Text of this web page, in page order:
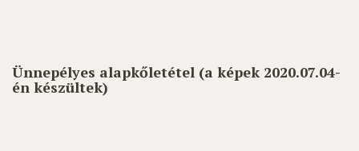
Ünnepélyes alapkőletétel (a képek 2020.07.04-
én készültek)